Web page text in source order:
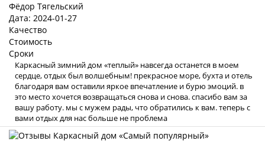
Фёдор Тягельский
Дата: 2024-01-27
Качество
Стоимость
Сроки
Каркасный зимний дом «теплый» навсегда останется в моем
сердце, отдых был волшебным! прекрасное море, бухта и отель
благодаря вам оставили яркое впечатление и бурю эмоций. в
это место хочется возвращаться снова и снова. спасибо вам за
вашу работу. мы с мужем рады, что обратились к вам. теперь с
вами отдых для нас больше не проблема